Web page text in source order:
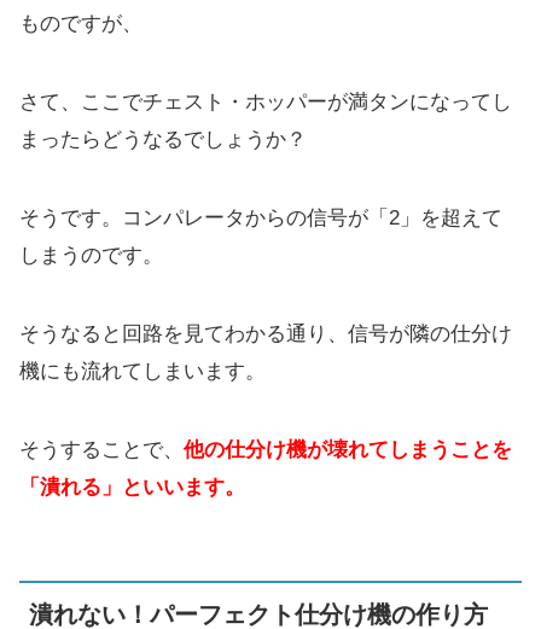
ものですが、
さて、ここでチェスト・ホッパーが満タンになってし
まったらどうなるでしょうか？
そうです。コンパレータからの信号が「2」を超えて
しまうのです。
そうなると回路を見てわかる通り、信号が隣の仕分け
機にも流れてしまいます。
そうすることで、 他の仕分け機が壊れてしまうことを
「潰れる」といいます。
潰れない！パーフェクト仕分け機の作り方